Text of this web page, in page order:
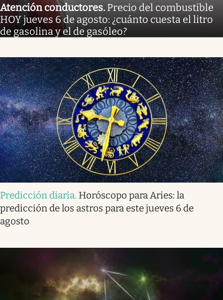
Atención conductores. Precio del combustible
HOY jueves 6 de agosto: ¿cuánto cuesta el litro
de gasolina y el de gasóleo?
Predicción diaria. Horóscopo para Aries: la
predicción de los astros para este jueves 6 de
agosto